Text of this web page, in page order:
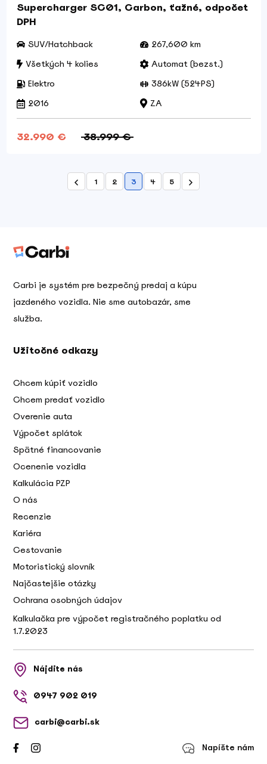
Supercharger SC01, Carbon, ťažné, odpočet
DPH
SUV/Hatchback
267,600 km
Všetkých 4 kolies
Automat (bezst.)
Elektro
386kW (524PS)
2016
ZA
32.990 € 38.999 €
1 2 3 4 5
Carbi je systém pre bezpečný predaj a kúpu
jazdeného vozidla. Nie sme autobazár, sme
služba.
Užitočné odkazy
Chcem kúpiť vozidlo
Chcem predať vozidlo
Overenie auta
Výpočet splátok
Spätné financovanie
Ocenenie vozidla
Kalkulácia PZP
O nás
Recenzie
Kariéra
Cestovanie
Motoristický slovník
Najčastejšie otázky
Ochrana osobných údajov
Kalkulačka pre výpočet registračného poplatku od
1.7.2023
Nájdite nás
0947 902 019
carbi@carbi.sk
Napíšte nám